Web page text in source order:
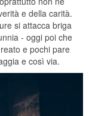
e della carità.
si attacca briga
- oggi poi che
e pochi pare
e così via.